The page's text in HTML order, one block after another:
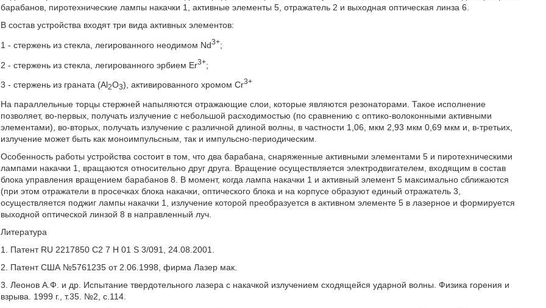
барабанов, пиротехнические лампы накачки 1, активные элементы 5, отражатель 2 и выходная оптическая линза 6.
В состав устройства входят три вида активных элементов:
1 - стержень из стекла, легированного неодимом Nd3+;
2 - стержень из стекла, легированного эрбием Er3+;
3 - стержень из граната (Al2О3), активированного хромом Cr3+
На параллельные торцы стержней напыляются отражающие слои, которые являются резонаторами. Такое исполнение
позволяет, во-первых, получать излучение с небольшой расходимостью (по сравнению с оптико-волоконными активными
элементами), во-вторых, получать излучение с различной длиной волны, в частности 1,06, мкм 2,93 мкм 0,69 мкм и, в-третьих,
излучение может быть как моноимпульсным, так и импульсно-периодическим.
Особенность работы устройства состоит в том, что два барабана, снаряженные активными элементами 5 и пиротехническими
лампами накачки 1, вращаются относительно друг друга. Вращение осуществляется электродвигателем, входящим в состав
блока управления вращением барабанов 8. В момент, когда лампа накачки 1 и активный элемент 5 максимально сближаются
(при этом отражатели в просечках блока накачки, оптического блока и на корпусе образуют единый отражатель 3,
осуществляется поджиг лампы накачки 1, излучение которой преобразуется в активном элементе 5 в лазерное и формируется
выходной оптической линзой 8 в направленный луч.
Литература
1. Патент RU 2217850 С2 7 Н 01 S 3/091, 24.08.2001.
2. Патент США №5761235 от 2.06.1998, фирма Лазер мак.
3. Леонов А.Ф. и др. Испытание твердотельного лазера с накачкой излучением сходящейся ударной волны. Физика горения и
взрыва. 1999 г., т.35. №2, с.114.